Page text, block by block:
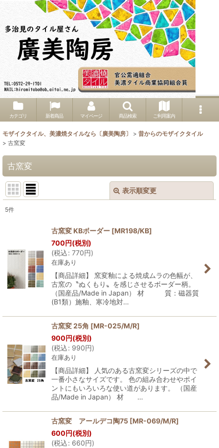
カテゴリ 新着商品 マイページ 商品検索 ご利用案内
モザイクタイル、美濃焼タイルなら〔廣美陶房〕 > 昔からのモザイクタイル
> 古窯変
古窯変
表示順変更
絞り込む
5件
古窯変 KBボーダー [MR198/KB]
700円(税別)
(税込: 770円)
在庫あり
【商品詳細】 窯変釉による焼成ムラの色幅が、
古窯の〝ぬくもり〟を感じさせるボーダー柄。
（国産品/Made in Japan） 材 質：磁器質
(B1類）施釉、寒冷地対…
古窯変 25角 [MR-025/M/R]
900円(税別)
(税込: 990円)
在庫あり
【商品詳細】 人気のある古窯変シリーズの中で
一番小さなサイズです。 色の組み合わせやポイ
ントにもいろいろな使い道があります。 （国産
品/Made in Japan） 材 …
古窯変 アールデコ陶75 [MR-069/M/R]
600円(税別)
(税込: 660円)